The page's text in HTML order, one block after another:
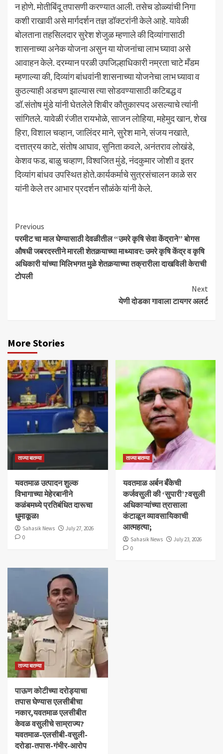
न होणे. मोतीबिंदू तपासणी करण्यात आली. तसेच डोळ्यांची निगा
कशी राखावी असे मार्गदर्शन तज्ञ डॉक्टरांनी केले आहे. यावेळी
बोलताना तहसिलदार सुरेश शेजुळ म्हणाले की दिव्यांगासाठी
शासनाच्या अनेक योजना असुन या योजनांचा लाभ घ्यावा असे
आवाहन केले. दरम्यान परळी उपजिल्हाधिकारी नम्रता चाटे मँडम
म्हणाल्या की, दिव्यांग बांधवांनी शासनाच्या योजनेचा लाभ घ्यावा व
कुठल्याही अडचण झाल्यास त्या सोडवण्यासाठी कटिबद्ध व
डॉ.संतोष मुंडे यांनी घेतलेले शिबीर कौतुकास्पद असल्याचे त्यांनी
सांगितले. यावेळी रंजीत रायभोळे, साजन लोहिया, महेमुद खान, शेख
हिरा, विशाल चव्हान, जालिंदर माने, सुरेश माने, संजय नखाते,
दत्तात्रय काटे, संतोष आघाव, सुनिता कवले, अनंतराव लोखंडे,
केशव फड, बाळु चव्हाण, विश्वजित मुंडे, नंदकुमार जोशी व इतर
दिव्यांग बांधव उपस्थित होते.कार्यकर्माचे सुत्रसंचालन काळे सर
यांनी केले तर आभार प्रदर्शन सौळंके यांनी केले.
Continue
Reading
Previous
परमीट चा माल घेण्यासाठी देवळीतील “उमरे कृषि सेवा केंद्राने” बोगस
औषधी जबरदस्तीने मारली शेतकर्‍याच्या माथ्यावर: उमरे कृषि केंद्र व कृषि
अधिकारी यांच्या मिलिभगत मुळे शेतकर्‍याच्या तक्रारीला दाखविली केराची
टोपली
Next
येणी दोडका गावाला टायगर अलर्ट
More Stories
ताज्या बातम्या
यवतमाळ उत्पादन शुल्क
विभागाच्या मेहेरबानीने
कळंबमध्ये प्रतिबंधित दारूचा
धुमाकूळ!
Sahasik News
July 27, 2026
0
ताज्या बातम्या
​यवतमाळ अर्बन बँकेची
कर्जवसुली की ‘सुपारी’?वसुली
अधिकाऱ्यांच्या त्रासाला
कंटाळून व्यावसायिकाची
आत्महत्या;
Sahasik News
July 23, 2026
0
ताज्या बातम्या
पाऊण कोटीच्या दरोड्याचा
तपास घेण्यास एलसीबीचा
नकार,यवतमाळ एलसीबीत
केवळ वसुलीचे साम्राज्य?
यवतमाळ-एलसीबी-वसुली-
दरोडा-तपास-गंभीर-आरोप